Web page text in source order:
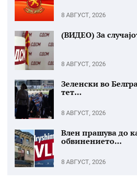
8 АВГУСТ, 2026
(ВИДЕО) За
8 АВГУСТ, 2026
Зеленски во
тет...
8 АВГУСТ, 2026
Влен прашува до
обвинението...
8 АВГУСТ, 2026